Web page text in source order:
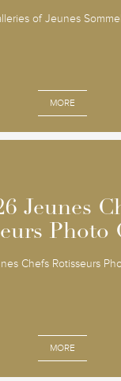
of Jeunes
MORE
Jeunes
Photo
Chefs Rotisseurs
MORE
Jeunes
Photo